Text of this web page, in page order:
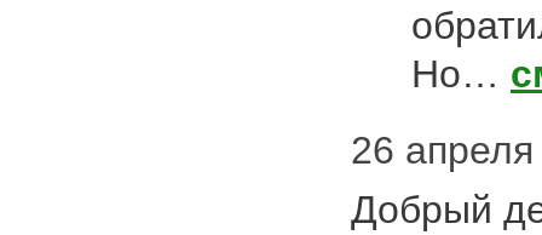
Но…
26 апреля
Добрый